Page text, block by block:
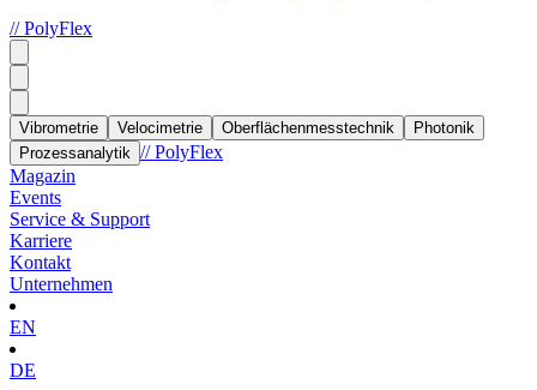
// PolyFlex
Vibrometrie Velocimetrie Oberflächenmesstechnik
Photonik
Prozessanalytik // PolyFlex
Magazin
Events
Service & Support
Karriere
Kontakt
Unternehmen
EN
DE